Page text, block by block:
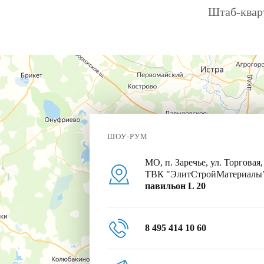
Штаб-
ШОУ-РУМ
МО, п. Заречье, ул. Торговая,
ТВК
павильон L 20
8 495 414 10 60